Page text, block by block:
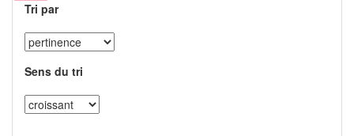
Tri par
Sens du tri